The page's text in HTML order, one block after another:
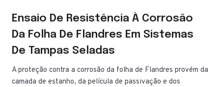
Ensaio De Resistência À Corrosão
Da Folha De Flandres Em Sistemas
De Tampas Seladas
A proteção contra a corrosão da folha de Flandres provém da
camada de estanho, da película de passivação e dos